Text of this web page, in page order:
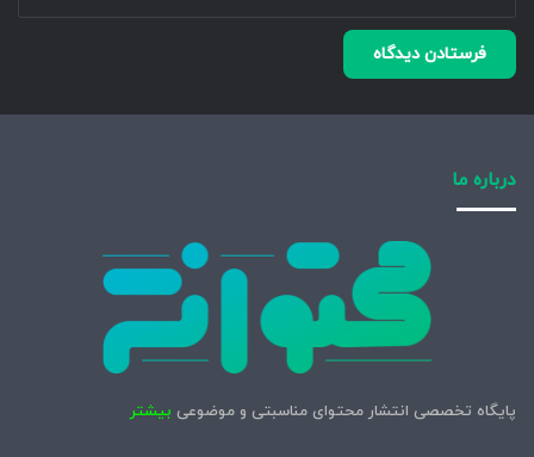
درباره ما
پایگاه تخصصی انتشار محتوای مناسبتی و موضوعی بیشتر